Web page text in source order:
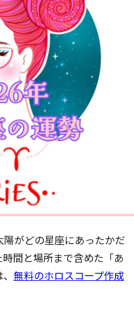
がどの星座にあったかだ
間と場所まで含めた「あ
無料のホロスコープ作成